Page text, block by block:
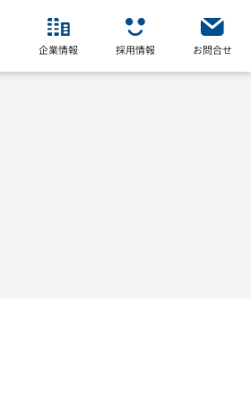
企業情報 採用情報 お問合せ